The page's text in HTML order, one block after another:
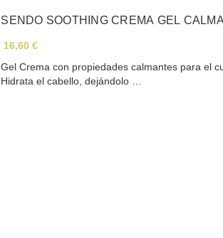
SENDO SOOTHING CREMA GEL
16,60 €
Gel Crema con propiedades calmantes para el
Hidrata el cabello, dejándolo …